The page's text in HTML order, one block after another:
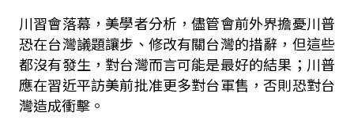
川習會落幕，美學者分析，儘管會前外界擔憂川普
恐在台灣議題讓步、修改有關台灣的措辭，但這些
都沒有發生，對台灣而言可能是最好的結果；川普
應在習近平訪美前批准更多對台軍售，否則恐對台
灣造成衝擊。